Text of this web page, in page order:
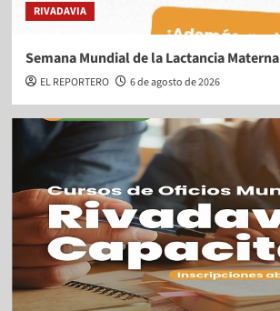
RIVADAVIA
Semana Mundial de la Lactancia Materna
EL REPORTERO 6 de agosto de 2026